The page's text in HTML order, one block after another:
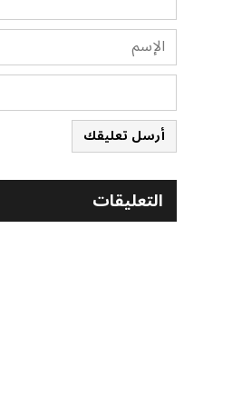
أرسل تعليقك
التعليقات